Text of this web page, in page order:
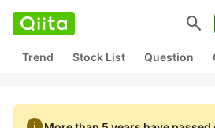
search
Trend Stock List Question